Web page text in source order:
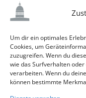
Um dir ein optimales
Cookies, um
zuzugreifen. Wenn du
wie das Surfverhalten
verarbeiten. Wenn du
können bestimmte
Also langweilig
nach der Schule
Handwerk
arbeitest, bist du
zur Bewerbung